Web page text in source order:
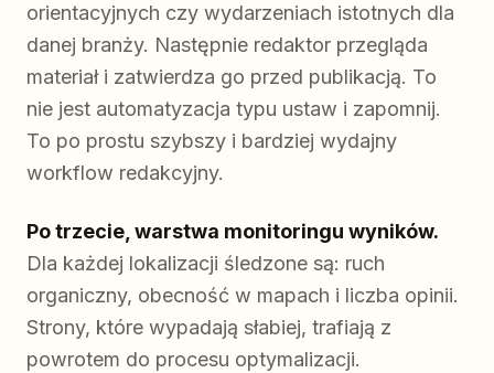
orientacyjnych czy wydarzeniach istotnych dla
danej branży. Następnie redaktor przegląda
materiał i zatwierdza go przed publikacją. To
nie jest automatyzacja typu ustaw i zapomnij.
To po prostu szybszy i bardziej wydajny
workflow redakcyjny.
Po trzecie, warstwa monitoringu wyników.
Dla każdej lokalizacji śledzone są: ruch
organiczny, obecność w mapach i liczba opinii.
Strony, które wypadają słabiej, trafiają z
powrotem do procesu optymalizacji.